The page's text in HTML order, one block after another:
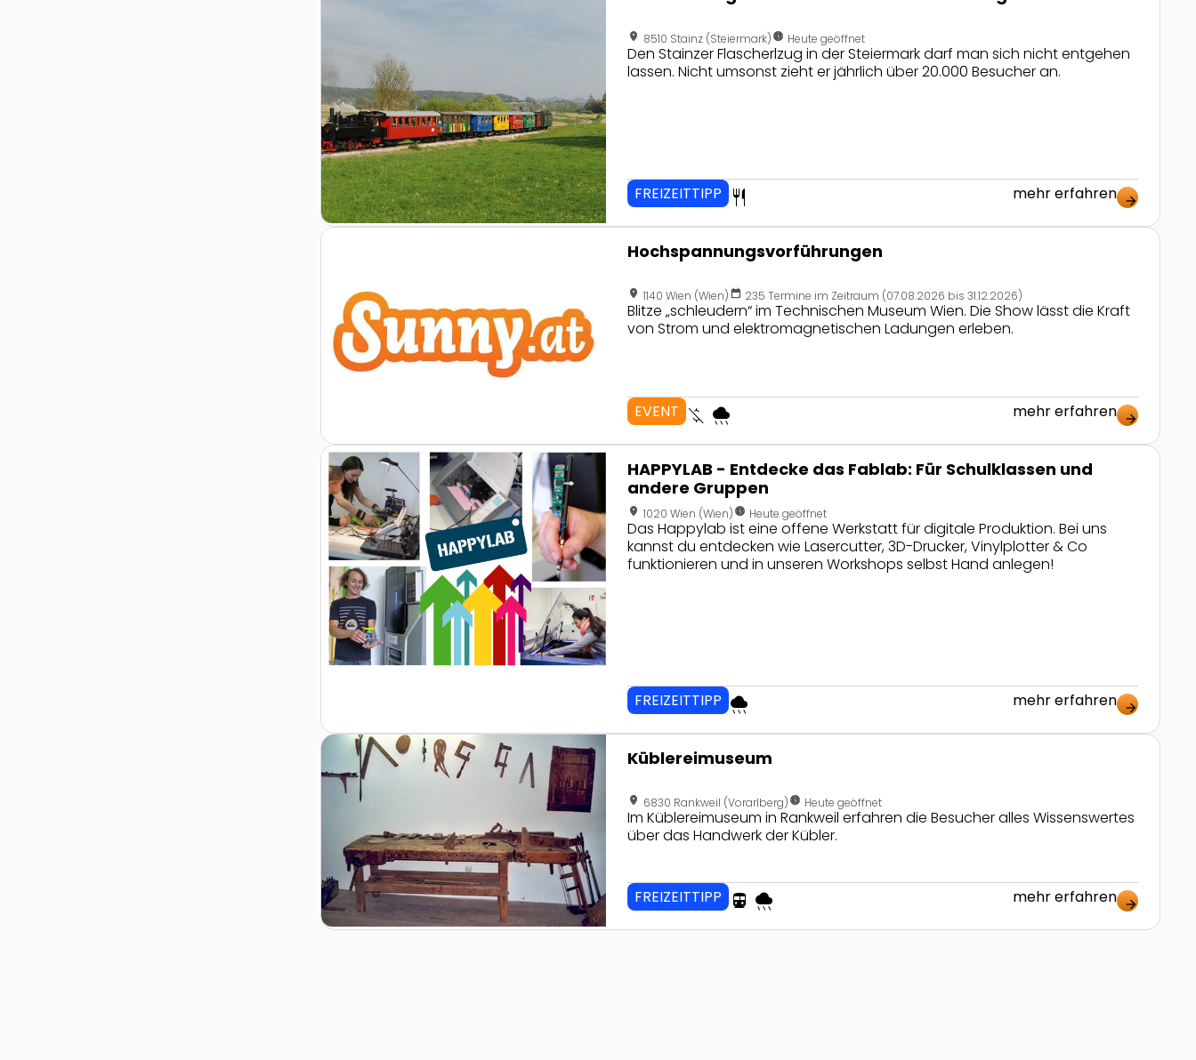
location_on 8510 Stainz (Steiermark)nest_clock_farsight_analog Heute geöffnet
Den Stainzer Flascherlzug in der Steiermark darf man sich nicht entgehen
lassen. Nicht umsonst zieht er jährlich über 20.000 Besucher an.
FREIZEITTIPP restaurant mehr erfahren arrow_forward
Zur Detailseite von Hochspannungsvorführungen
Hochspannungsvorführungen
location_on 1140 Wien (Wien)calendar_today 235 Termine im Zeitraum (07.08.2026 bis 31.12.2026)
Blitze „schleudern“ im Technischen Museum Wien. Die Show lässt die Kraft
von Strom und elektromagnetischen Ladungen erleben.
EVENT money_off rainy mehr erfahren arrow_forward
Zur Detailseite von HAPPYLAB - Entdecke das Fablab: Für Schulklassen und andere Gruppen
HAPPYLAB - Entdecke das Fablab: Für Schulklassen und
andere Gruppen
location_on 1020 Wien (Wien)nest_clock_farsight_analog Heute geöffnet
Das Happylab ist eine offene Werkstatt für digitale Produktion. Bei uns
kannst du entdecken wie Lasercutter, 3D-Drucker, Vinylplotter & Co
funktionieren und in unseren Workshops selbst Hand anlegen!
FREIZEITTIPP rainy mehr erfahren arrow_forward
Zur Detailseite von Küblereimuseum
Küblereimuseum
location_on 6830 Rankweil (Vorarlberg)nest_clock_farsight_analog Heute geöffnet
Im Küblereimuseum in Rankweil erfahren die Besucher alles Wissenswertes
über das Handwerk der Kübler.
FREIZEITTIPP directions_transit rainy mehr erfahren arrow_forward